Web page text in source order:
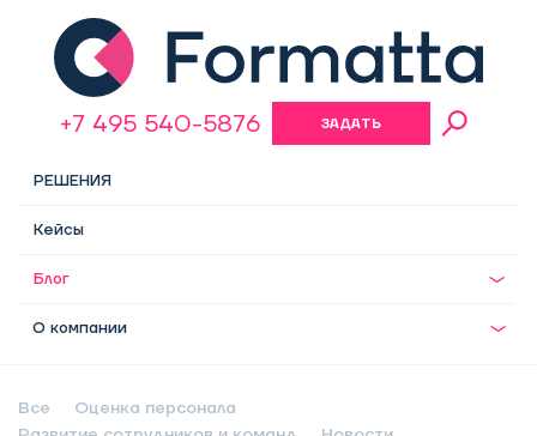
РЕШЕНИЯ
Кейсы
Блог
О компании
+7 495 540-5876 ЗАДАТЬ
Все
Оценка персонала